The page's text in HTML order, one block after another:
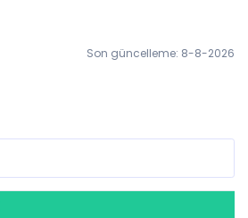
Son güncelleme: 8-8-2026